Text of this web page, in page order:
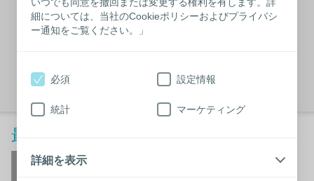
細については、当社のCookieポリシーおよびプライバシ
ー通知をご覧ください。」
必須 設定情報
統計 マーケティング
詳細を表示
コンケーブ プレート
最適なストーマ装具を選びましょう